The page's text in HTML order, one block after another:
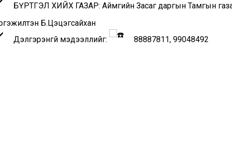
БҮРТГЭЛ ХИЙХ ГАЗАР: Аймгийн Засаг даргын Тамгын
Б.Цэцэгсайхан
Дэлгэрэнгүй мэдээллийг:
88887811, 99048492